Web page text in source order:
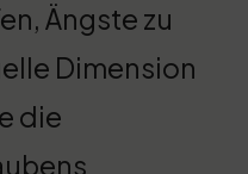
Ängste zu
Dimension
die